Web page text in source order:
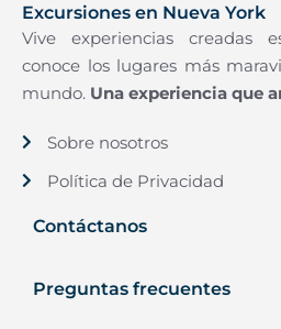
Excursiones en Nueva York
Vive experiencias creadas
conoce los lugares más
mundo. Una experiencia que
Sobre nosotros
Política de Privacidad
Contáctanos
Preguntas frecuentes